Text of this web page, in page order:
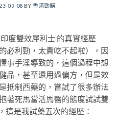
09-08 BY香港勁購
度雙效犀利士 的真實經歷
必利勁，太貴吃不起啦），因
事手淫導致的，這個過程中想
品，甚至還用過偏方，但是效
抵制西藥的，嘗試了很多辦法
著死馬當活馬醫的態度試試雙
這是我試藥五次的經歷：